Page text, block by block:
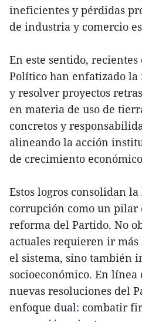
ineficientes y pérdidas
de industria y comercio
En este sentido,
Político han enfatizado la
y resolver proyectos
en materia de uso de
concretos y
alineando la acción
de crecimiento
Estos logros consolidan
corrupción como un pilar
reforma del Partido. No
actuales requieren ir
el sistema, sino también
socioeconómico. En línea
nuevas resoluciones del
enfoque dual: combatir